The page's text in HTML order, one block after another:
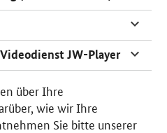
JW-Player
JW-Player
über Ihre
wie wir Ihre
Sie bitte unserer